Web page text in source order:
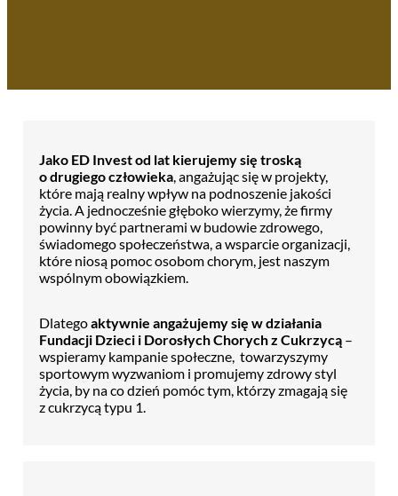
Jako ED Invest od lat kierujemy się troską
o drugiego człowieka, angażując się w projekty,
które mają realny wpływ na podnoszenie jakości
życia. A jednocześnie głęboko wierzymy, że firmy
powinny być partnerami w budowie zdrowego,
świadomego społeczeństwa, a wsparcie organizacji,
które niosą pomoc osobom chorym, jest naszym
wspólnym obowiązkiem.
Dlategoaktywnie angażujemy się w działania
Fundacji Dzieci i Dorosłych Chorych z Cukrzycą–
wspieramy kampanie społeczne, towarzyszymy
sportowym wyzwaniom i promujemy zdrowy styl
życia, by na co dzień pomóc tym, którzy zmagają się
z cukrzycą typu 1.